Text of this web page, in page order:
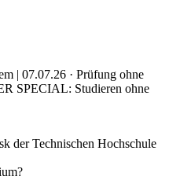
| 07.07.26 · Prüfung ohne
SPECIAL: Studieren ohne